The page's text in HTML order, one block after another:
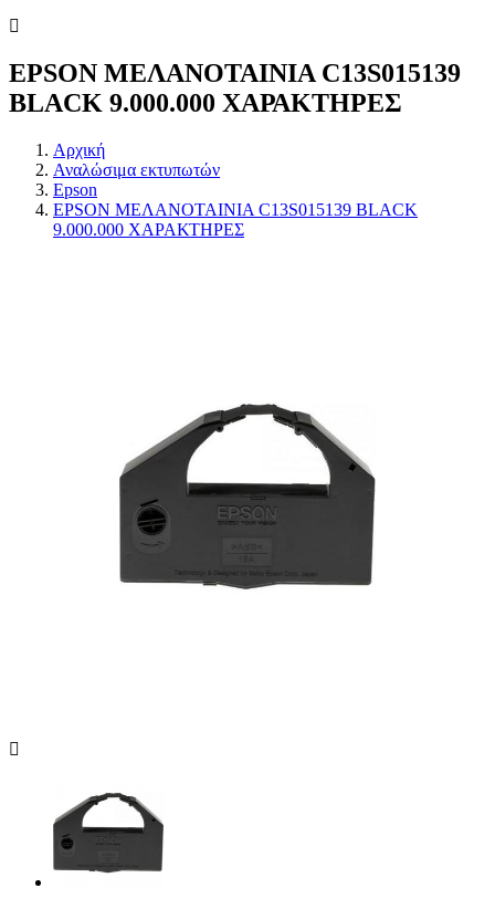
EPSON ΜΕΛΑΝΟΤΑΙΝΙΑ C13S015139
BLACK 9.000.000 ΧΑΡΑΚΤΗΡΕΣ
Αρχική
Αναλώσιμα εκτυπωτών
Epson
EPSON ΜΕΛΑΝΟΤΑΙΝΙΑ C13S015139 BLACK
9.000.000 ΧΑΡΑΚΤΗΡΕΣ